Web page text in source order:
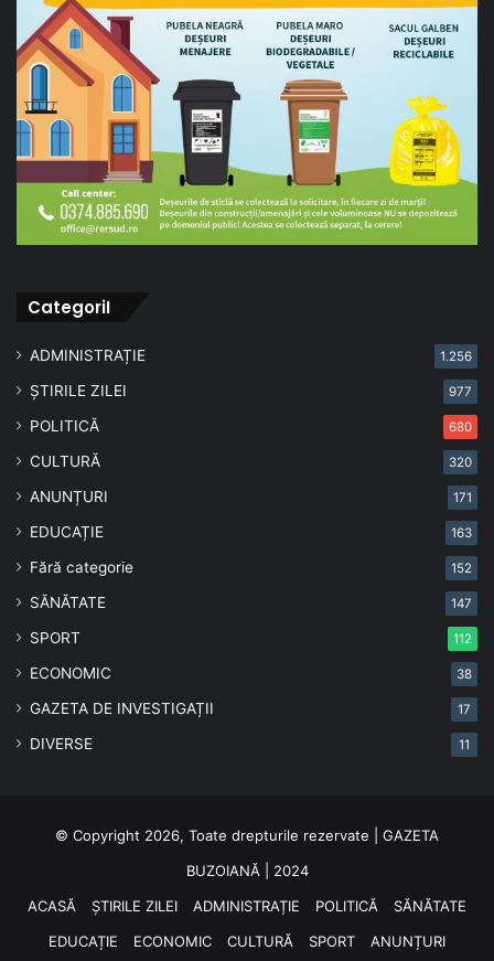
CategoriI
ADMINISTRAȚIE 1.256
ȘTIRILE ZILEI 977
POLITICĂ 680
CULTURĂ 320
ANUNȚURI 171
EDUCAȚIE 163
Fără categorie 152
SĂNĂTATE 147
SPORT 112
ECONOMIC 38
GAZETA DE INVESTIGAȚII 17
DIVERSE 11
© Copyright 2026, Toate drepturile rezervate | GAZETA
BUZOIANĂ | 2024
ACASĂ
ȘTIRILE ZILEI ADMINISTRAȚIE POLITICĂ
SĂNĂTATE
EDUCAȚIE
ECONOMIC CULTURĂ SPORT ANUNȚURI